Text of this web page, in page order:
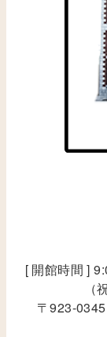
[ 開館時間 ]
〒923-